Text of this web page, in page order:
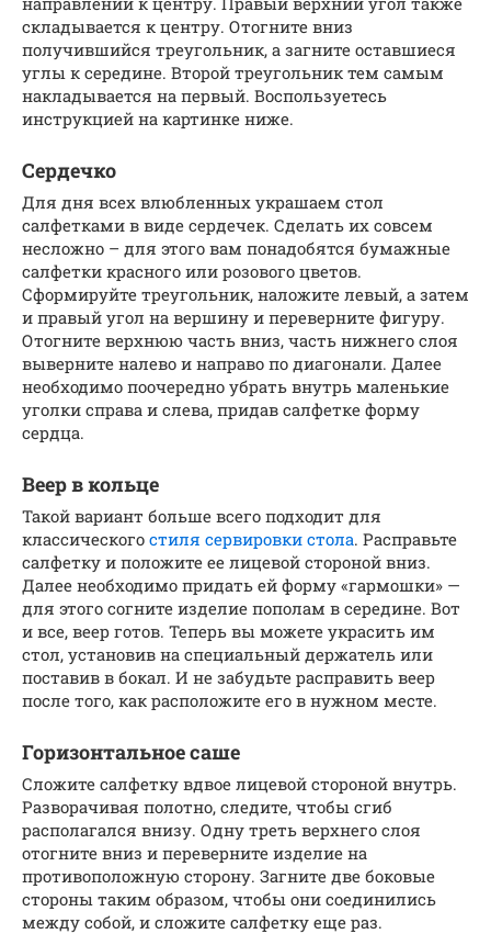
складывается к центру. Отогните вниз
получившийся треугольник, а загните оставшиеся
углы к середине. Второй треугольник тем самым
накладывается на первый. Воспользуетесь
инструкцией на картинке ниже.
Сердечко
Для дня всех влюбленных украшаем стол
салфетками в виде сердечек. Сделать их совсем
несложно – для этого вам понадобятся бумажные
салфетки красного или розового цветов.
Сформируйте треугольник, наложите левый, а затем
и правый угол на вершину и переверните фигуру.
Отогните верхнюю часть вниз, часть нижнего слоя
выверните налево и направо по диагонали. Далее
необходимо поочередно убрать внутрь маленькие
уголки справа и слева, придав салфетке форму
сердца.
Веер в кольце
Такой вариант больше всего подходит для
классического стиля сервировки стола. Расправьте
салфетку и положите ее лицевой стороной вниз.
Далее необходимо придать ей форму «гармошки» —
для этого согните изделие пополам в середине. Вот
и все, веер готов. Теперь вы можете украсить им
стол, установив на специальный держатель или
поставив в бокал. И не забудьте расправить веер
после того, как расположите его в нужном месте.
Горизонтальное саше
Сложите салфетку вдвое лицевой стороной внутрь.
Разворачивая полотно, следите, чтобы сгиб
располагался внизу. Одну треть верхнего слоя
отогните вниз и переверните изделие на
противоположную сторону. Загните две боковые
стороны таким образом, чтобы они соединились
между собой, и сложите салфетку еще раз.